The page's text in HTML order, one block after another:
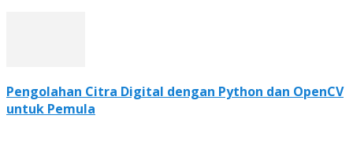
Pengolahan Citra Digital dengan Python dan OpenCV
untuk Pemula